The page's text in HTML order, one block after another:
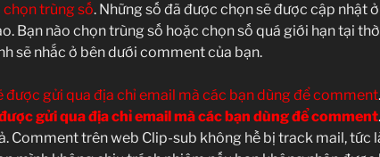
trùng số. Những số đã được chọn sẽ được cập nhật
Bạn nào chọn trùng số hoặc chọn số quá giới hạn tại
sẽ nhắc ở bên dưới comment của bạn.
được gửi qua địa chỉ email mà các bạn dùng để comment
gửi qua địa chỉ email mà các bạn dùng để comment
Comment trên web Clip-sub không hề bị track mail, tức